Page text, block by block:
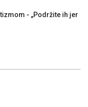
- „Podržite ih jer